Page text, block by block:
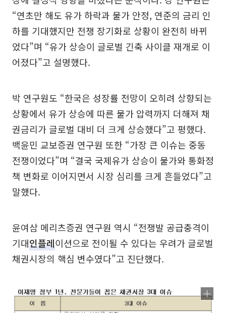
“연초만 해도 유가 하락과 물가 안정, 연준의 금리 인
하를 기대했지만 전쟁 장기화로 상황이 완전히 바뀌
었다”며 “유가 상승이 글로벌 긴축 사이클 재개로 이
어졌다”고 설명했다.
박 연구원도 “한국은 성장률 전망이 오히려 상향되는
상황에서 유가 상승에 따른 물가 압력까지 더해져 채
권금리가 글로벌 대비 더 크게 상승했다”고 평했다.
백윤민 교보증권 연구원 또한 “가장 큰 이슈는 중동
전쟁이었다”며 “결국 국제유가 상승이 물가와 통화정
책 변화로 이어지면서 시장 심리를 크게 흔들었다”고
말했다.
윤여삼 메리츠증권 연구원 역시 “전쟁발 공급충격이
기대인플레이션으로 전이될 수 있다는 우려가 글로벌
채권시장의 핵심 변수였다”고 진단했다.